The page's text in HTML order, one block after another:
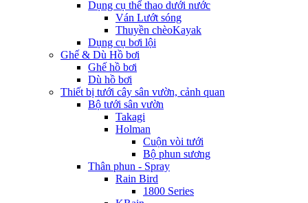
Dụng cụ thể thao dưới nước
Ván Lướt sóng
Thuyền chèoKayak
Dụng cụ bơi lội
Ghế & Dù Hồ bơi
Ghế hồ bơi
Dù hồ bơi
Thiết bị tưới cây sân vườn, cảnh quan
Bộ tưới sân vườn
Takagi
Holman
Cuộn vòi tưới
Bộ phun sương
Thân phun - Spray
Rain Bird
1800 Series